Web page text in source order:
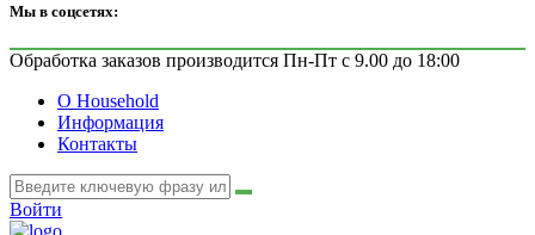
Мы в соцсетях:
Обработка заказов производится Пн-Пт с 9.00 до 18:00
О Household
Информация
Контакты
Войти